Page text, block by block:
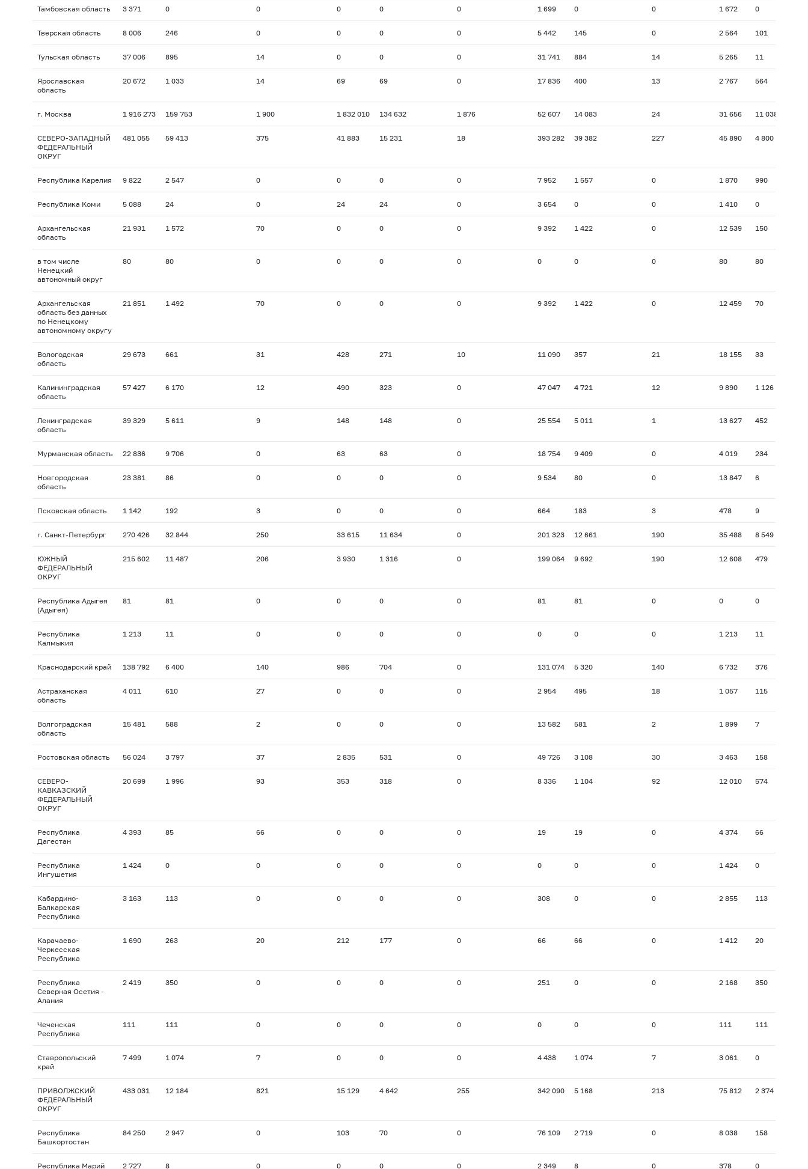
Тамбовская область 3 371 0 0 0 0 0 1 699 0 0 1 672 0
Тверская область 8 006 246 0 0 0 0 5 442 145 0 2 564 101
Тульская область 37 006 895 14 0 0 0 31 741 884 14 5 265 11
Ярославская
область
20 672 1 033 14 69 69 0 17 836 400 13 2 767 564
г. Москва 1 916 273 159 753 1 900 1 832 010 134 632 1 876 52 607 14 083 24 31 656 11 038
СЕВЕРО-ЗАПАДНЫЙ
ФЕДЕРАЛЬНЫЙ
ОКРУГ
481 055 59 413 375 41 883 15 231 18 393 282 39 382 227 45 890 4 800
Республика Карелия 9 822 2 547 0 0 0 0 7 952 1 557 0 1 870 990
Республика Коми 5 088 24 0 24 24 0 3 654 0 0 1 410 0
Архангельская
область
21 931 1 572 70 0 0 0 9 392 1 422 0 12 539 150
в том числе
Ненецкий
автономный округ
80 80 0 0 0 0 0 0 0 80 80
Архангельская
область без данных
по Ненецкому
автономному округу
21 851 1 492 70 0 0 0 9 392 1 422 0 12 459 70
Вологодская
область
29 673 661 31 428 271 10 11 090 357 21 18 155 33
Калининградская
область
57 427 6 170 12 490 323 0 47 047 4 721 12 9 890 1 126
Ленинградская
область
39 329 5 611 9 148 148 0 25 554 5 011 1 13 627 452
Мурманская область 22 836 9 706 0 63 63 0 18 754 9 409 0 4 019 234
Новгородская
область
23 381 86 0 0 0 0 9 534 80 0 13 847 6
Псковская область 1 142 192 3 0 0 0 664 183 3 478 9
г. Санкт-Петербург 270 426 32 844 250 33 615 11 634 0 201 323 12 661 190 35 488 8 549
ЮЖНЫЙ
ФЕДЕРАЛЬНЫЙ
ОКРУГ
215 602 11 487 206 3 930 1 316 0 199 064 9 692 190 12 608 479
Республика Адыгея
(Адыгея)
81 81 0 0 0 0 81 81 0 0 0
Республика
Калмыкия
1 213 11 0 0 0 0 0 0 0 1 213 11
Краснодарский край 138 792 6 400 140 986 704 0 131 074 5 320 140 6 732 376
Астраханская
область
4 011 610 27 0 0 0 2 954 495 18 1 057 115
Волгоградская
область
15 481 588 2 0 0 0 13 582 581 2 1 899 7
Ростовская область 56 024 3 797 37 2 835 531 0 49 726 3 108 30 3 463 158
СЕВЕРО-
КАВКАЗСКИЙ
ФЕДЕРАЛЬНЫЙ
ОКРУГ
20 699 1 996 93 353 318 0 8 336 1 104 92 12 010 574
Республика
Дагестан
4 393 85 66 0 0 0 19 19 0 4 374 66
Республика
Ингушетия
1 424 0 0 0 0 0 0 0 0 1 424 0
Кабардино-
Балкарская
Республика
3 163 113 0 0 0 0 308 0 0 2 855 113
Карачаево-
Черкесская
Республика
1 690 263 20 212 177 0 66 66 0 1 412 20
Республика
Северная Осетия -
Алания
2 419 350 0 0 0 0 251 0 0 2 168 350
Чеченская
Республика
111 111 0 0 0 0 0 0 0 111 111
Ставропольский
край
7 499 1 074 7 0 0 0 4 438 1 074 7 3 061 0
ПРИВОЛЖСКИЙ
ФЕДЕРАЛЬНЫЙ
ОКРУГ
433 031 12 184 821 15 129 4 642 255 342 090 5 168 213 75 812 2 374
Республика
Башкортостан
84 250 2 947 0 103 70 0 76 109 2 719 0 8 038 158
Республика Марий 2 727 8 0 0 0 0 2 349 8 0 378 0